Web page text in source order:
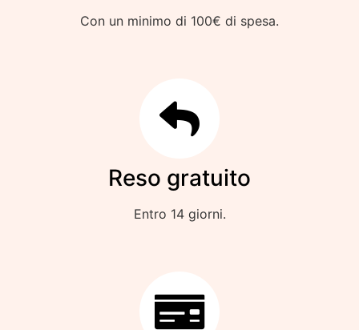
Con un minimo di 100€ di spesa.
Reso gratuito
Entro 14 giorni.